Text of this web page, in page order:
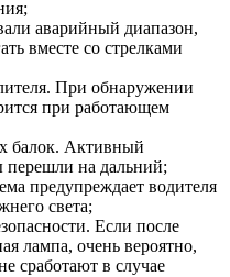
аварийный диапазон,
вместе со стрелками
При обнаружении
при работающем
балок. Активный
перешли на дальний;
предупреждает водителя
света;
Если после
лампа, очень вероятно,
сработают в случае